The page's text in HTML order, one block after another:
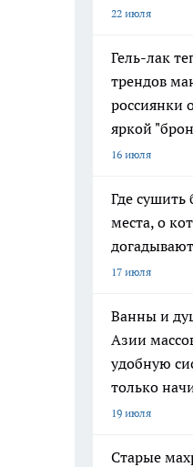
22 июля
Гель-лак
трендов
россиянки
яркой
16 июля
Где сушить
места, о
17 июля
Ванны и
Азии
удобную
только
19 июля
Старые